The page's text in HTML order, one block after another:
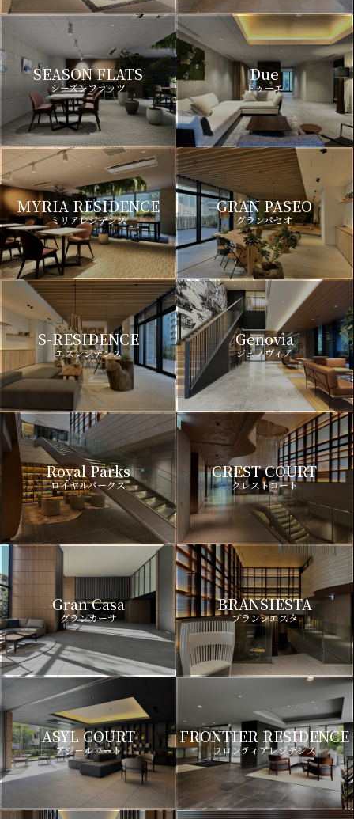
SEASON FLATS
シーズンフラッツ
Due
ドゥーエ
MYRIA RESIDENCE
ミリアレジデンス
GRAN PASEO
グランパセオ
S-RESIDENCE
エスレジデンス
Genovia
ジェノヴィア
Royal Parks
ロイヤルパークス
CREST COURT
クレストコート
Gran Casa
グランカーサ
BRANSIESTA
ブランシエスタ
ASYL COURT
アジールコート
FRONTIER RESIDENCE
フロンティアレジデンス